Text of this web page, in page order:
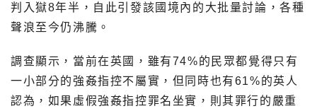
判入獄8年半，自此引發該國境內的大批量討論，各種
聲浪至今仍沸騰。
調查顯示，當前在英國，雖有74%的民眾都覺得只有
一小部分的強姦指控不屬實，但同時也有61%的英人
認為，如果虛假強姦指控罪名坐實，則其罪行的嚴重